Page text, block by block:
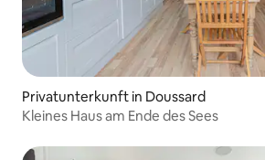
Privatunterkunft in Doussard
Kleines Haus am Ende des Sees